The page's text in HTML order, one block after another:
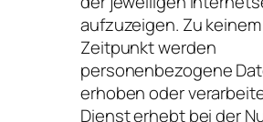
aufzuzeigen. Zu keinem
Zeitpunkt werden
personenbezogene
erhoben oder
Dienst erhebt bei der